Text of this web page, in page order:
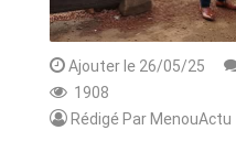
PLUS
Ajouter le 26/05/25
1908
Rédigé Par MenouActu